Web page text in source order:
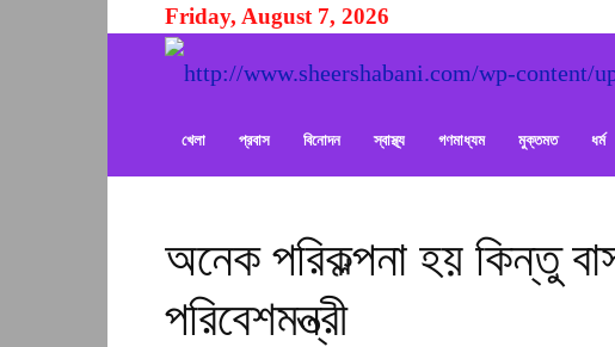
Friday, August 7, 2026
খেলা প্রবাস বিনোদন স্বাস্থ্য গণমাধ্যম মুক্তমত ধর্ম
অনেক পরিকল্পনা হয় কিন্তু
পরিবেশমন্ত্রী